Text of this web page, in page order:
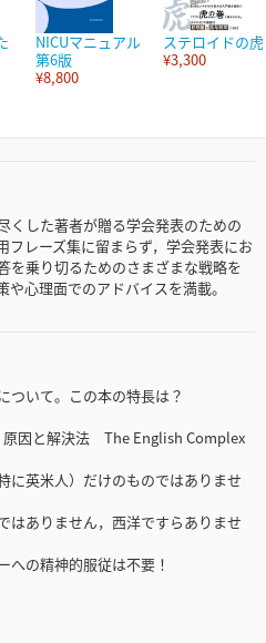
NICUマニュアル
第6版
¥8,800
ステロイドの虎
¥3,300
くした著者が贈る学会発表のための
フレーズ集に留まらず，学会発表にお
を乗り切るためのさまざまな戦略を
心理面でのアドバイスを満載。
いて。この本の特長は？
因と解決法 The English Complex
に英米人）だけのものではありませ
はありません，西洋ですらありませ
の精神的服従は不要！